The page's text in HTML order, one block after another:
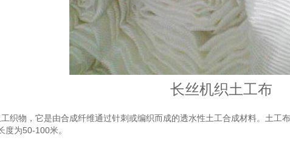
长丝机织土工布
织物，它是由合成纤维通过针刺或编织而成的透水性土工合成材料。土工
度为50-100米。